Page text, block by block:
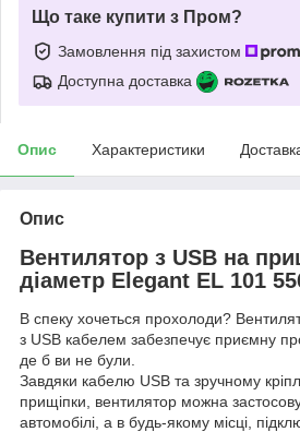
Що таке купити з Пром?
Замовлення під захистом
Доступна доставка
Опис Характеристики
Опис
Вентилятор з USB на
діаметр Elegant EL 101
В спеку хочеться прохолоди?
з USB кабелем забезпечує приємну
де б ви не були.
Завдяки кабелю USB та зручному
прищіпки, вентилятор можна
автомобілі, а в будь-якому місці,